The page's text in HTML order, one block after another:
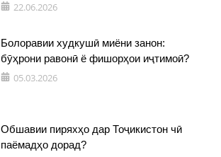
22.06.2026
Болоравии худкушӣ миёни занон:
бӯҳрони равонӣ ё фишорҳои иҷтимоӣ?
05.03.2026
Обшавии пиряхҳо дар Тоҷикистон чӣ
паёмадҳо дорад?